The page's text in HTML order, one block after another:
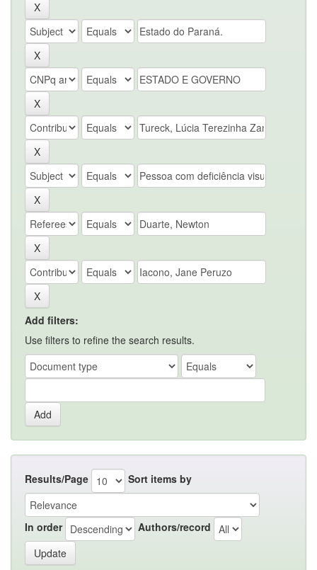
Add filters:
Use filters to refine the search results.
Results/Page Sort items by
In order Authors/record